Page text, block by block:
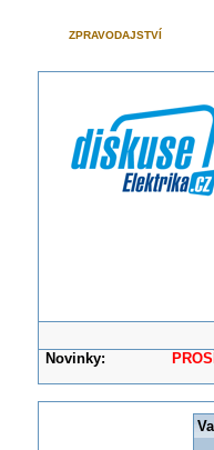
ZPRAVODAJSTVÍ
Novinky: PROSÍME